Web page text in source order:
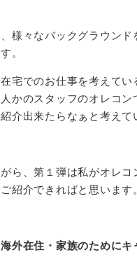
様々なバックグラウンド
。
宅でのお仕事を考えて
かのスタッフのオレコン
介出来たらなぁと考えて
ら、第１弾は私がオレコ
紹介できればと思います。
外在住・家族のためにキ